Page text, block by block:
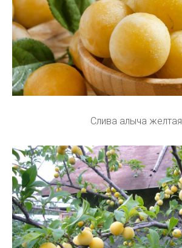
Слива алыча желтая